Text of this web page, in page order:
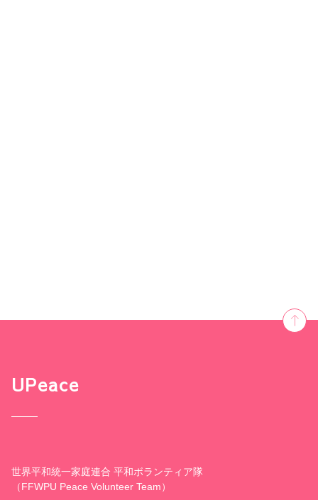
UPeace
世界平和統一家庭連合 平和ボランティア隊
（FFWPU Peace Volunteer Team）